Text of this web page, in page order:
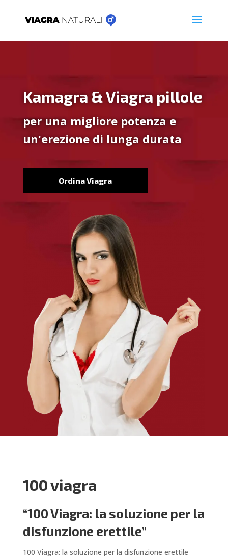
Kamagra & Viagra pillole
per una migliore potenza e
un'erezione di lunga durata
Ordina Viagra
100 viagra
“100 Viagra: la soluzione per la
disfunzione erettile”
100 Viagra: la soluzione per la disfunzione erettile